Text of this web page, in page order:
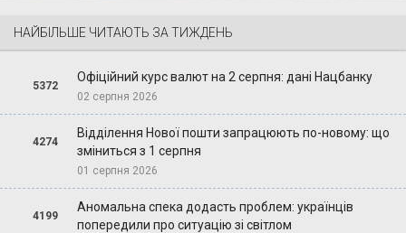
НАЙБІЛЬШЕ ЧИТАЮТЬ ЗА ТИЖДЕНЬ
5372
Офіційний курс валют на 2 серпня: дані Нацбанку
02 серпня 2026
4274
Відділення Нової пошти запрацюють по-новому: що
зміниться з 1 серпня
01 серпня 2026
4199
Аномальна спека додасть проблем: українців
попередили про ситуацію зі світлом